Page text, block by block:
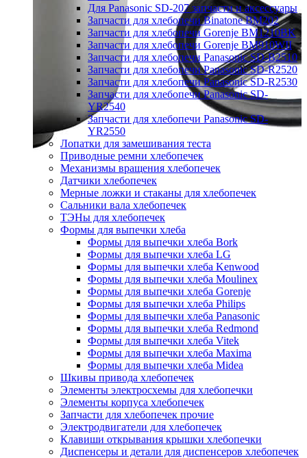
Для Panasonic SD-207 запчасти и аксессуары
Запчасти для хлебопечи Binatone BM202
Запчасти для хлебопечи Gorenje BM1210BK
Запчасти для хлебопечи Gorenje BM910WII
Запчасти для хлебопечи Panasonic SD-B2510
Запчасти для хлебопечи Panasonic SD-R2520
Запчасти для хлебопечи Panasonic SD-R2530
Запчасти для хлебопечи Panasonic SD-
YR2540
Запчасти для хлебопечи Panasonic SD-
YR2550
Лопатки для замешивания теста
Приводные ремни хлебопечек
Механизмы вращения хлебопечек
Датчики хлебопечек
Мерные ложки и стаканы для хлебопечек
Сальники вала хлебопечек
ТЭНы для хлебопечек
Формы для выпечки хлеба
Формы для выпечки хлеба Bork
Формы для выпечки хлеба LG
Формы для выпечки хлеба Kenwood
Формы для выпечки хлеба Moulinex
Формы для выпечки хлеба Gorenje
Формы для выпечки хлеба Philips
Формы для выпечки хлеба Panasonic
Формы для выпечки хлеба Redmond
Формы для выпечки хлеба Vitek
Формы для выпечки хлеба Maxima
Формы для выпечки хлеба Midea
Шкивы привода хлебопечек
Элементы электросхемы для хлебопечки
Элементы корпуса хлебопечек
Запчасти для хлебопечек прочие
Электродвигатели для хлебопечек
Клавиши открывания крышки хлебопечки
Диспенсеры и детали для диспенсеров хлебопечек